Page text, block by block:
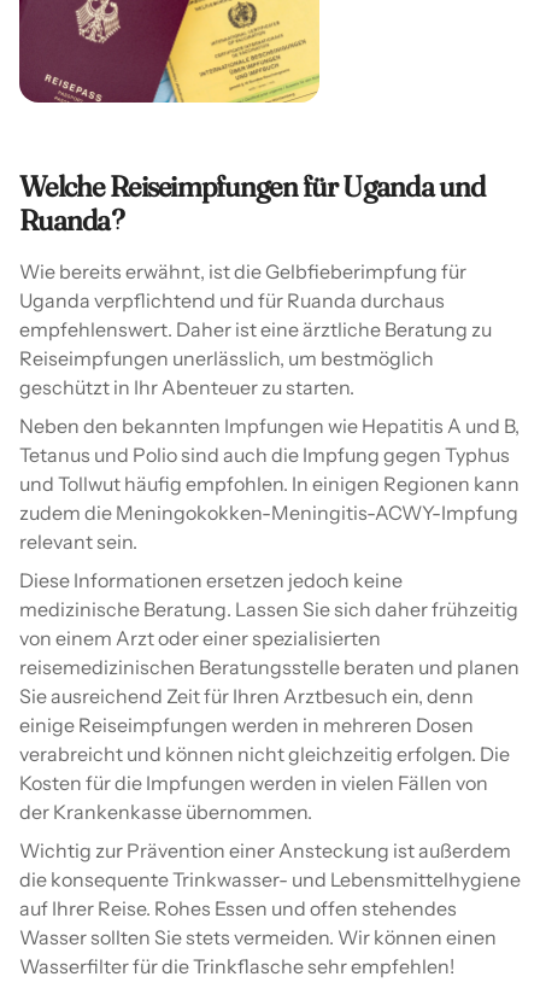
Welche Reiseimpfungen für Uganda und
Ruanda?
Wie bereits erwähnt, ist die Gelbfieberimpfung für
Uganda verpflichtend und für Ruanda durchaus
empfehlenswert. Daher ist eine ärztliche Beratung zu
Reiseimpfungen unerlässlich, um bestmöglich
geschützt in Ihr Abenteuer zu starten.
Neben den bekannten Impfungen wie Hepatitis A und B,
Tetanus und Polio sind auch die Impfung gegen Typhus
und Tollwut häufig empfohlen. In einigen Regionen kann
zudem die Meningokokken-Meningitis-ACWY-Impfung
relevant sein.
Diese Informationen ersetzen jedoch keine
medizinische Beratung. Lassen Sie sich daher frühzeitig
von einem Arzt oder einer spezialisierten
reisemedizinischen Beratungsstelle beraten und planen
Sie ausreichend Zeit für Ihren Arztbesuch ein, denn
einige Reiseimpfungen werden in mehreren Dosen
verabreicht und können nicht gleichzeitig erfolgen. Die
Kosten für die Impfungen werden in vielen Fällen von
der Krankenkasse übernommen.
Wichtig zur Prävention einer Ansteckung ist außerdem
die konsequente Trinkwasser- und Lebensmittelhygiene
auf Ihrer Reise. Rohes Essen und offen stehendes
Wasser sollten Sie stets vermeiden. Wir können einen
Wasserfilter für die Trinkflasche sehr empfehlen!